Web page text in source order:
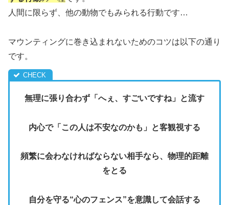
人間に限らず、他の動物でもみられる行動です…
マウンティングに巻き込まれないためのコツは以下の通り
です。
無理に張り合わず「へぇ、すごいですね」と流す
内心で「この人は不安なのかも」と客観視する
頻繁に会わなければならない相手なら、物理的距離
をとる
自分を守る“心のフェンス”を意識して会話する